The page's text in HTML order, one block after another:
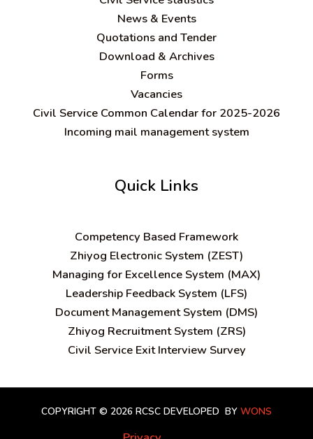
News & Events
Quotations and Tender
Download & Archives
Forms
Vacancies
Civil Service Common Calendar for 2025-2026
Incoming mail management system
Quick Links
Competency Based Framework
Zhiyog Electronic System (ZEST)
Managing for Excellence System (MAX)
Leadership Feedback System (LFS)
Document Management System (DMS)
Zhiyog Recruitment System (ZRS)
Civil Service Exit Interview Survey
COPYRIGHT © 2026 RCSC DEVELOPED BY WONS